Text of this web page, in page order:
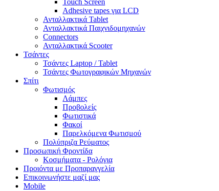
Touch Screen
Adhesive tapes για LCD
Ανταλλακτικά Tablet
Ανταλλακτικά Παιχνιδομηχανών
Connectors
Ανταλλακτικά Scooter
Τσάντες
Τσάντες Laptop / Tablet
Τσάντες Φωτoγραφικών Μηχανών
Σπίτι
Φωτισμός
Λάμπες
Προβολείς
Φωτιστικά
Φακοί
Παρελκόμενα Φωτισμού
Πολύπριζα Ρεύματος
Προσωπική Φροντίδα
Κοσμήματα - Ρολόγια
Προιόντα με Προπαραγγελία
Επικοινωνήστε μαζί μας
Mobile